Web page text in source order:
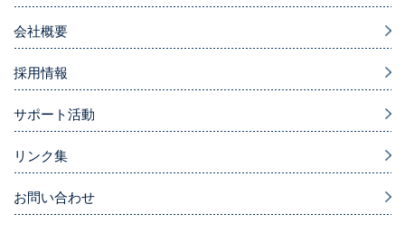
会社概要
採用情報
サポート活動
リンク集
お問い合わせ